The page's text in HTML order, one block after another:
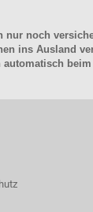
nur noch
ins Ausland